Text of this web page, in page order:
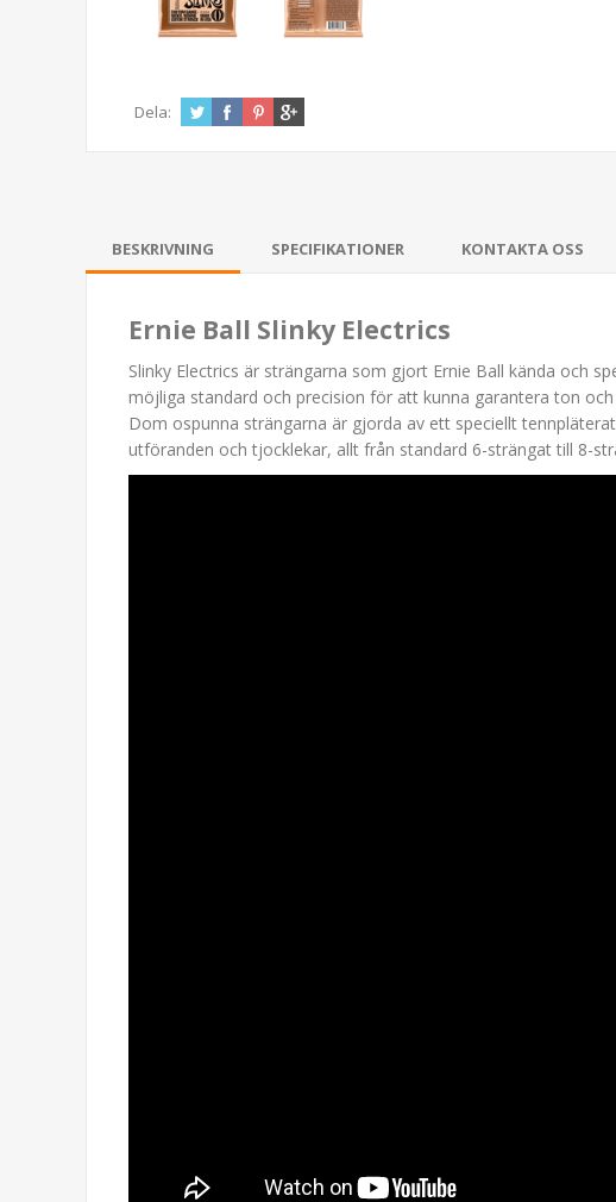
Dela:
BESKRIVNING SPECIFIKATIONER KONTAKTA OSS
Ernie Ball Slinky Electrics
Slinky Electrics är strängarna som gjort Ernie Ball kända och
möjliga standard och precision för att kunna garantera ton
Dom ospunna strängarna är gjorda av ett speciellt
utföranden och tjocklekar, allt från standard 6-strängat till 8-